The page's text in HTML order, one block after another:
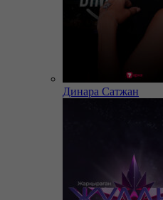
Динара Сатжан